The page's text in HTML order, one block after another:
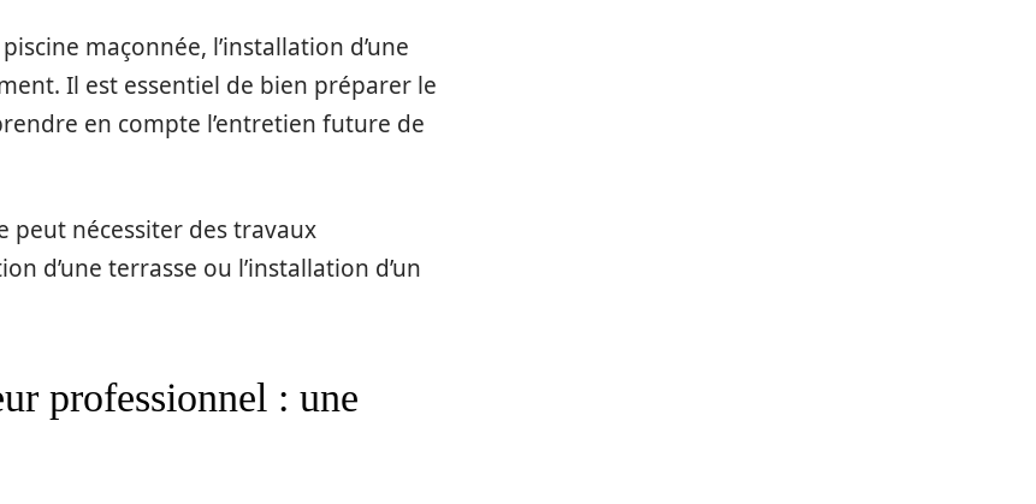
piscine maçonnée, l’installation d’une
Il est essentiel de bien préparer le
en compte l’entretien future de
peut nécessiter des travaux
d’une terrasse ou l’installation d’un
professionnel : une